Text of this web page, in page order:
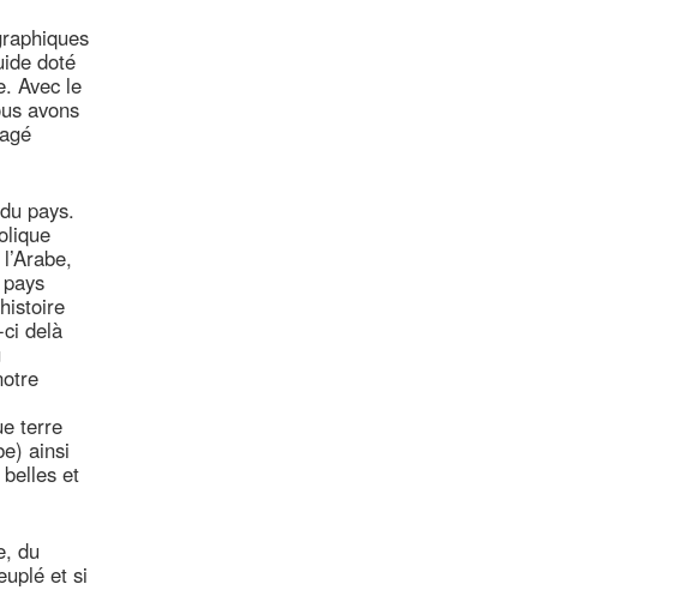
doté
Avec le
avons
pays.
delà
terre
ainsi
et
du
et si